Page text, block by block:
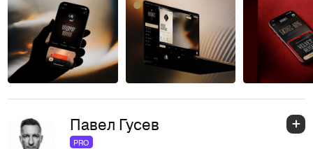
Павел Гусев
PRO